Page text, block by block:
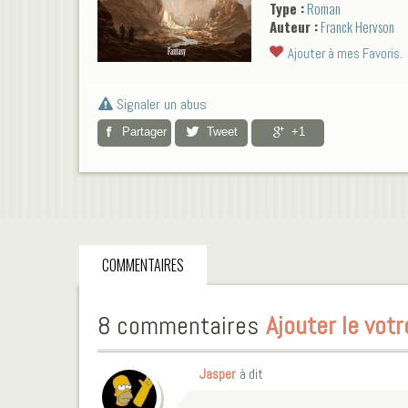
affronter. La sinistre
d’ailleurs pas de taille à
l'accompagnent, à
à la colère facile et à la
cache vraiment la route
Type :Roman
Auteur :Franck Hervson
Ajouter à mes Favoris
Signaler un abus
Partager Tweet +1
COMMENTAIRES
8 commentaires Ajouter le
Jasper à dit